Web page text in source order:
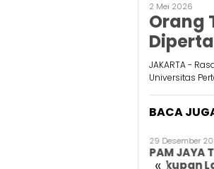
2 Mei 2026
Orang
JAKARTA -
Universitas
BACA
29 Desember
PAM JAYA
Cakupan